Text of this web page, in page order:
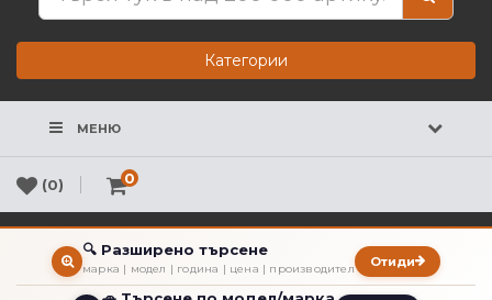
Категории
МЕНЮ
(0) 0
🔍 Разширено търсене
марка | модел | година | цена | производител Отиди